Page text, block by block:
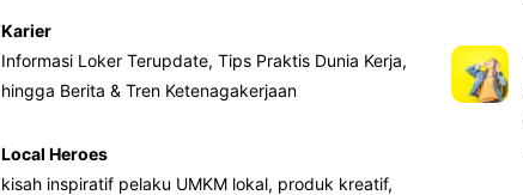
Karier
Informasi Loker Terupdate, Tips Praktis Dunia Kerja,
hingga Berita & Tren Ketenagakerjaan
Local Heroes
kisah inspiratif pelaku UMKM lokal, produk kreatif,